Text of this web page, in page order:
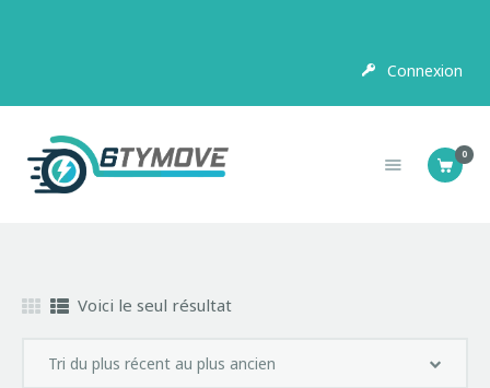
Connexion
0
ELECTRIQUE
Voici le seul résultat